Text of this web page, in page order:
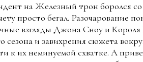
на Железный трон боролся со
просто бегал. Разочарование
взгляды Джона Сноу и Короля
сезона и завихрения сюжета
к их неминуемой схватке. А